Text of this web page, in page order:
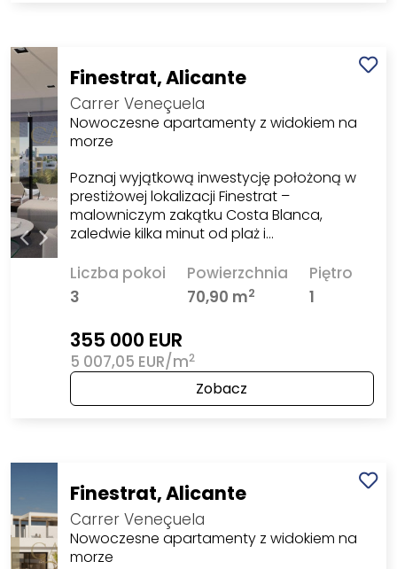
Finestrat, Alicante
Carrer Veneçuela
Nowoczesne apartamenty z widokiem na
morze
Poznaj wyjątkową inwestycję położoną w
prestiżowej lokalizacji Finestrat –
malowniczym zakątku Costa Blanca,
zaledwie kilka minut od plaż i…
Liczba pokoi
3
Powierzchnia
70,90 m2
Piętro
1
355 000 EUR
5 007,05 EUR/m2
Zobacz
Finestrat, Alicante
Carrer Veneçuela
Nowoczesne apartamenty z widokiem na
morze